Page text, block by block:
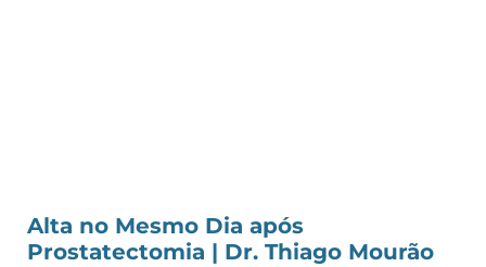
Alta no Mesmo Dia após
Prostatectomia | Dr. Thiago Mourão